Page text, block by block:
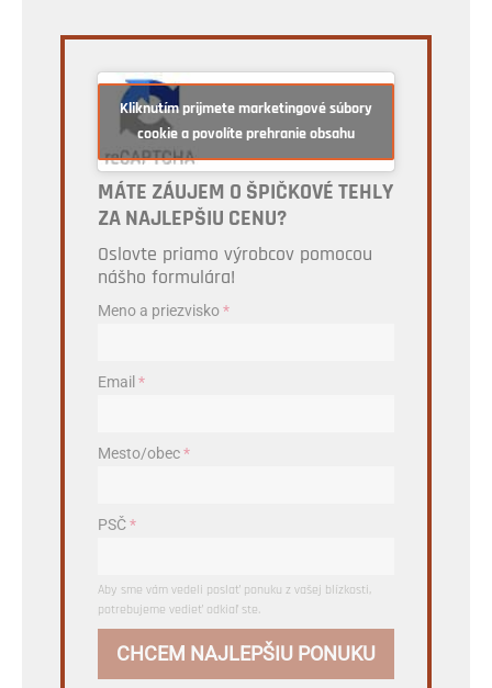
Kliknutím prijmete marketingové súbory
cookie a povolíte prehranie obsahu
MÁTE ZÁUJEM O ŠPIČKOVÉ TEHLY
ZA NAJLEPŠIU CENU?
Oslovte priamo výrobcov pomocou
nášho formulára!
Meno a priezvisko*
Email *
Mesto/obec*
PSČ*
Aby sme vám vedeli poslať ponuku z vašej blízkosti,
potrebujeme vedieť odkiaľ ste.
CHCEM NAJLEPŠIU PONUKU